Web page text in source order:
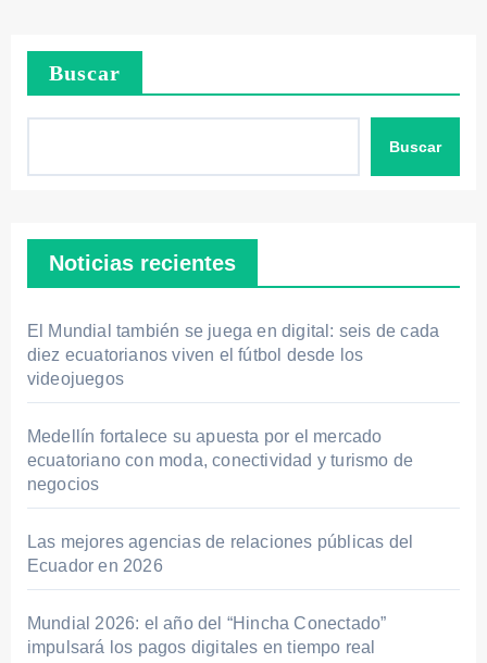
Buscar
Buscar
Noticias recientes
El Mundial también se juega en digital: seis de cada
diez ecuatorianos viven el fútbol desde los
videojuegos
Medellín fortalece su apuesta por el mercado
ecuatoriano con moda, conectividad y turismo de
negocios
Las mejores agencias de relaciones públicas del
Ecuador en 2026
Mundial 2026: el año del “Hincha Conectado”
impulsará los pagos digitales en tiempo real